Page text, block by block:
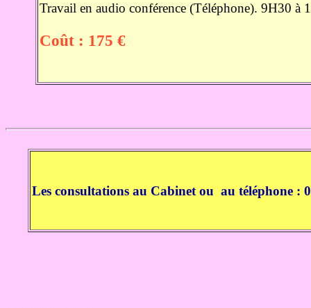
Travail en audio conférence (Téléphone). 9H30 à
Coût : 175 €
Les consultations au Cabinet ou au téléphone :